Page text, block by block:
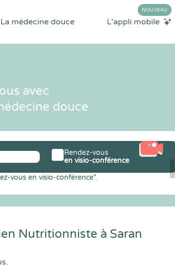
La médecine douce L'appli mobile
NOUVEAU
avec
douce
vous en visio-conférence".
Rendez-vous
en visio-conférence
Nutritionniste à Saran